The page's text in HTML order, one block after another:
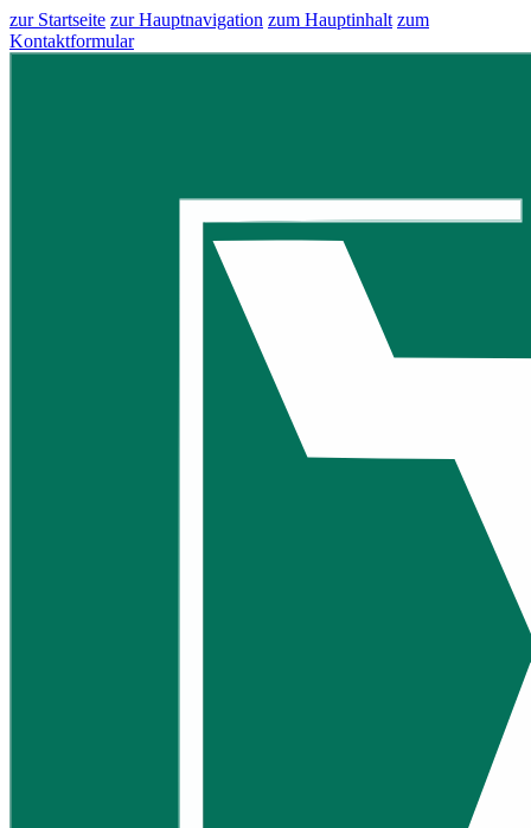
zur Startseite zur Hauptnavigation zum Hauptinhalt zum
Kontaktformular